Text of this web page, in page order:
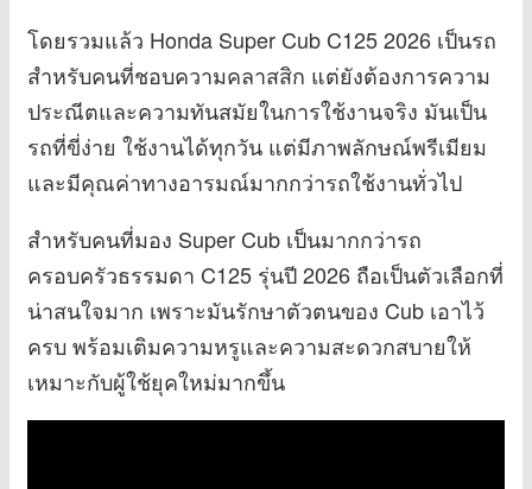
โดยรวมแล้ว Honda Super Cub C125 2026 เป็นรถ
สำหรับคนที่ชอบความคลาสสิก แต่ยังต้องการความ
ประณีตและความทันสมัยในการใช้งานจริง มันเป็น
รถที่ขี่ง่าย ใช้งานได้ทุกวัน แต่มีภาพลักษณ์พรีเมียม
และมีคุณค่าทางอารมณ์มากกว่ารถใช้งานทั่วไป
สำหรับคนที่มอง Super Cub เป็นมากกว่ารถ
ครอบครัวธรรมดา C125 รุ่นปี 2026 ถือเป็นตัวเลือกที่
น่าสนใจมาก เพราะมันรักษาตัวตนของ Cub เอาไว้
ครบ พร้อมเติมความหรูและความสะดวกสบายให้
เหมาะกับผู้ใช้ยุคใหม่มากขึ้น